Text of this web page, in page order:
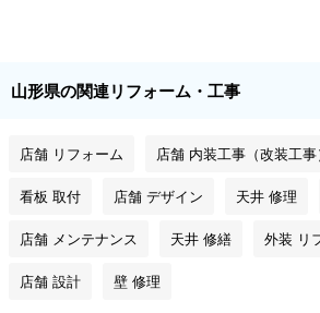
山形県の関連リフォーム・工事
店舗 リフォーム 店舗 内装工事（改装工事
看板 取付 店舗 デザイン 天井 修理
店舗 メンテナンス 天井 修繕 外装 リ
店舗 設計 壁 修理